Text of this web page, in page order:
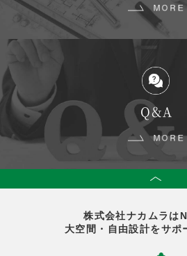
Q＆A
株式会社ナカムラは
大空間・自由設計をサポ